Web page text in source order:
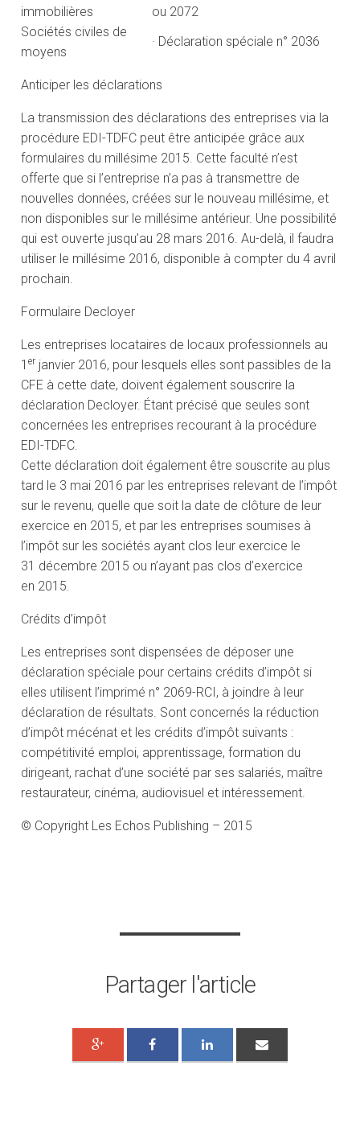
immobilières
ou 2072
Sociétés civiles de
moyens
· Déclaration spéciale n° 2036
Anticiper les déclarations
La transmission des déclarations des entreprises via la
procédure EDI-TDFC peut être anticipée grâce aux
formulaires du millésime 2015. Cette faculté n’est
offerte que si l’entreprise n’a pas à transmettre de
nouvelles données, créées sur le nouveau millésime, et
non disponibles sur le millésime antérieur. Une possibilité
qui est ouverte jusqu’au 28 mars 2016. Au-delà, il faudra
utiliser le millésime 2016, disponible à compter du 4 avril
prochain.
Formulaire Decloyer
Les entreprises locataires de locaux professionnels au
1er janvier 2016, pour lesquels elles sont passibles de la
CFE à cette date, doivent également souscrire la
déclaration Decloyer. Étant précisé que seules sont
concernées les entreprises recourant à la procédure
EDI-TDFC.
Cette déclaration doit également être souscrite au plus
tard le 3 mai 2016 par les entreprises relevant de l’impôt
sur le revenu, quelle que soit la date de clôture de leur
exercice en 2015, et par les entreprises soumises à
l’impôt sur les sociétés ayant clos leur exercice le
31 décembre 2015 ou n’ayant pas clos d’exercice
en 2015.
Crédits d’impôt
Les entreprises sont dispensées de déposer une
déclaration spéciale pour certains crédits d’impôt si
elles utilisent l’imprimé n° 2069-RCI, à joindre à leur
déclaration de résultats. Sont concernés la réduction
d’impôt mécénat et les crédits d’impôt suivants :
compétitivité emploi, apprentissage, formation du
dirigeant, rachat d’une société par ses salariés, maître
restaurateur, cinéma, audiovisuel et intéressement.
© Copyright Les Echos Publishing – 2015
Partager l'article